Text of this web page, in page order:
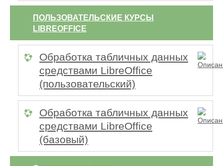
ПОЛЬЗОВАТЕЛЬСКИЕ КУРСЫ
LIBREOFFICE
Обработка табличных данных
средствами LibreOffice
(пользовательский)
Обработка табличных данных
средствами LibreOffice
(базовый)